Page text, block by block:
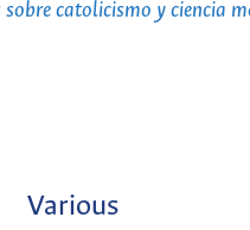
catolicismo y ciencia
Various